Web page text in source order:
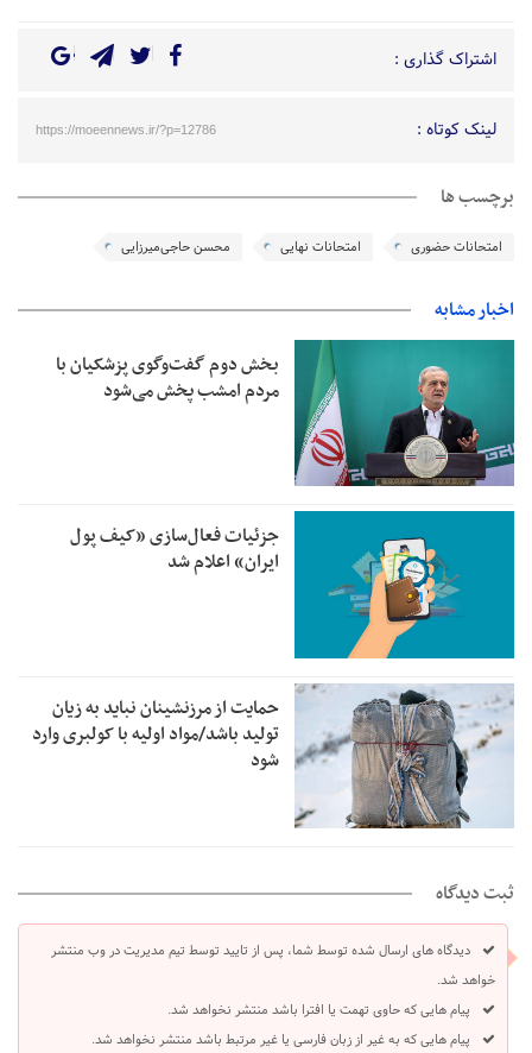
اشتراک گذاری :
لینک کوتاه : https://moeennews.ir/?p=12786
برچسب ها
امتحانات حضوری امتحانات نهایی محسن حاجی‌میرزایی
اخبار مشابه
بخش دوم گفت‌وگوی پزشکیان با
مردم امشب پخش می‌شود
جزئیات فعال‌سازی «کیف پول
ایران» اعلام شد
حمایت از مرزنشینان نباید به زیان
تولید باشد/مواد اولیه با کولبری وارد
شود
ثبت دیدگاه
دیدگاه های ارسال شده توسط شما، پس از تایید توسط تیم مدیریت در وب منتشر
خواهد شد.
پیام هایی که حاوی تهمت یا افترا باشد منتشر نخواهد شد.
پیام هایی که به غیر از زبان فارسی یا غیر مرتبط باشد منتشر نخواهد شد.